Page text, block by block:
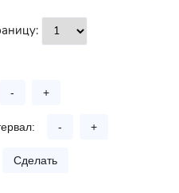
- +
- +
Сделать